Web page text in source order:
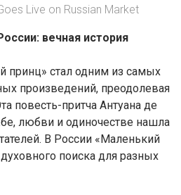
Live on Russian Market
вечная история
принц» стал одним из самых
произведений, преодолевая
повесть-притча Антуана де
любви и одиночестве нашла
В России «Маленький
поиска для разных